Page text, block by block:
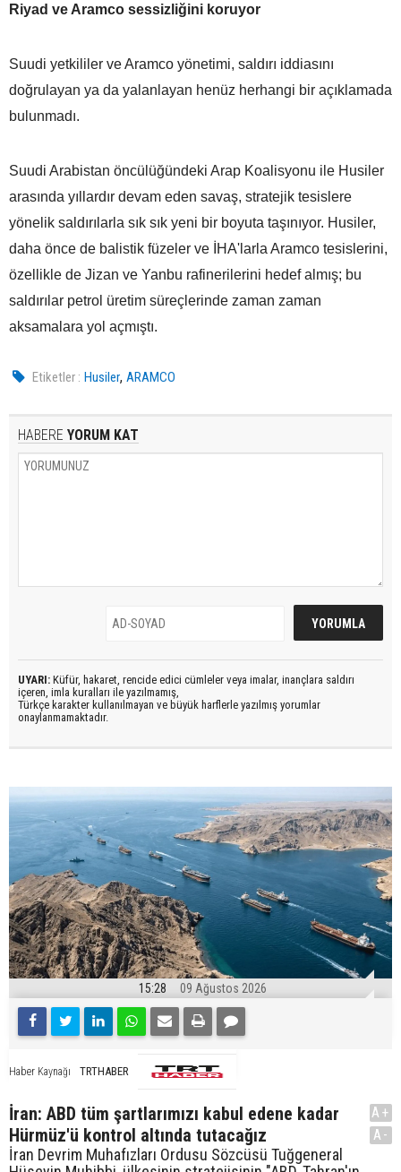
Riyad ve Aramco sessizliğini koruyor
Suudi yetkililer ve Aramco yönetimi, saldırı iddiasını
doğrulayan ya da yalanlayan henüz herhangi bir açıklamada
bulunmadı.
Suudi Arabistan öncülüğündeki Arap Koalisyonu ile Husiler
arasında yıllardır devam eden savaş, stratejik tesislere
yönelik saldırılarla sık sık yeni bir boyuta taşınıyor. Husiler,
daha önce de balistik füzeler ve İHA'larla Aramco tesislerini,
özellikle de Jizan ve Yanbu rafinerilerini hedef almış; bu
saldırılar petrol üretim süreçlerinde zaman zaman
aksamalara yol açmıştı.
Etiketler : Husiler,ARAMCO
HABERE YORUM KAT
UYARI: Küfür, hakaret, rencide edici cümleler veya imalar, inançlara saldırı
içeren, imla kuralları ile yazılmamış,
Türkçe karakter kullanılmayan ve büyük harflerle yazılmış yorumlar
onaylanmamaktadır.
15:28 09 Ağustos 2026
Haber Kaynağı TRTHABER
İran: ABD tüm şartlarımızı kabul edene kadar
Hürmüz'ü kontrol altında tutacağız
İran Devrim Muhafızları Ordusu Sözcüsü Tuğgeneral
A+
A-